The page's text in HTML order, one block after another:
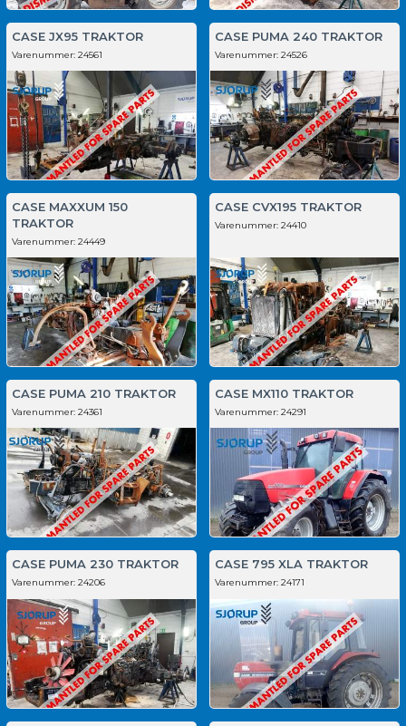
CASE JX95 TRAKTOR
Varenummer: 24561
CASE PUMA 240 TRAKTOR
Varenummer: 24526
CASE MAXXUM 150
TRAKTOR
Varenummer: 24449
CASE CVX195 TRAKTOR
Varenummer: 24410
CASE PUMA 210 TRAKTOR
Varenummer: 24361
CASE MX110 TRAKTOR
Varenummer: 24291
CASE PUMA 230 TRAKTOR
Varenummer: 24206
CASE 795 XLA TRAKTOR
Varenummer: 24171